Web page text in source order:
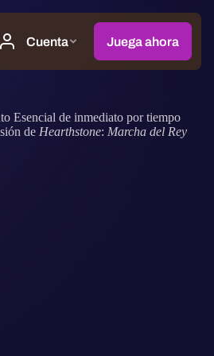
Esencial de inmediato por tiempo
de Hearthstone: Marcha del Rey